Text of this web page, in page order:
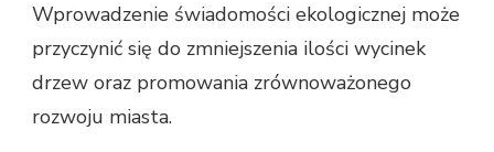
Wprowadzenie świadomości ekologicznej może
przyczynić się do zmniejszenia ilości wycinek
drzew oraz promowania zrównoważonego
rozwoju miasta.